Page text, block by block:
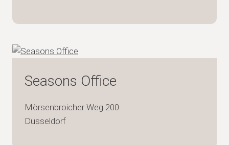
Seasons Office
Mörsenbroicher Weg 200
Düsseldorf